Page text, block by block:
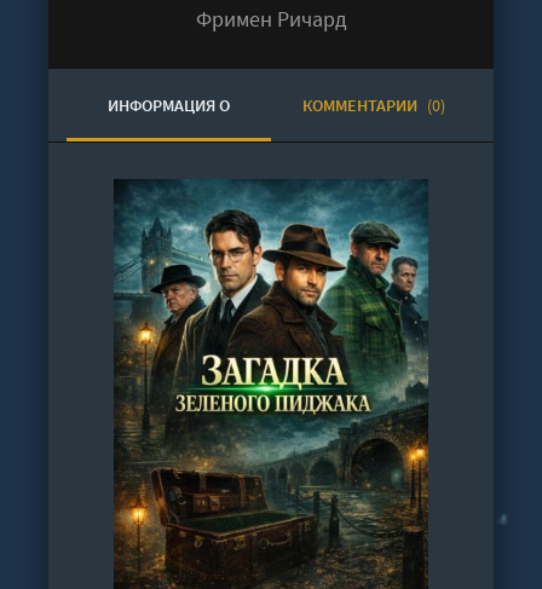
Фримен Ричард
ИНФОРМАЦИЯ О
АУДИОКНИГЕ
КОММЕНТАРИИ (0)